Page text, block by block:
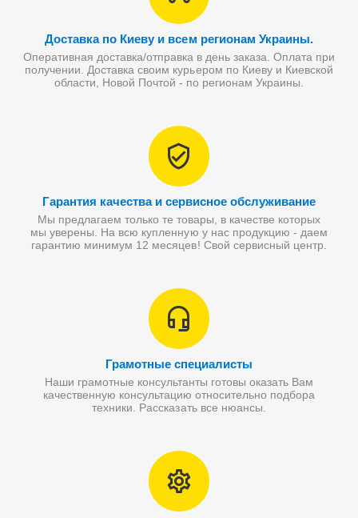
Доставка по Киеву и всем регионам Украины.
Оперативная доставка/отправка в день заказа. Оплата при
получении. Доставка своим курьером по Киеву и Киевской
области, Новой Почтой - по регионам Украины.
Гарантия качества и сервисное обслуживание
Мы предлагаем только те товары, в качестве которых
мы уверены. На всю купленную у нас продукцию - даем
гарантию минимум 12 месяцев! Свой сервисный центр.
Грамотные специалисты
Наши грамотные консультанты готовы оказать Вам
качественную консультацию относительно подбора
техники. Рассказать все нюансы.